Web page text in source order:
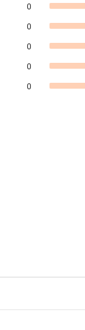
0
0
0
0
0